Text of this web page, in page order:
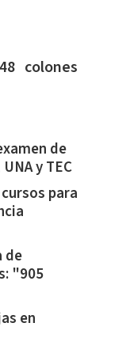
colones
de
y TEC
para
de
"905
en